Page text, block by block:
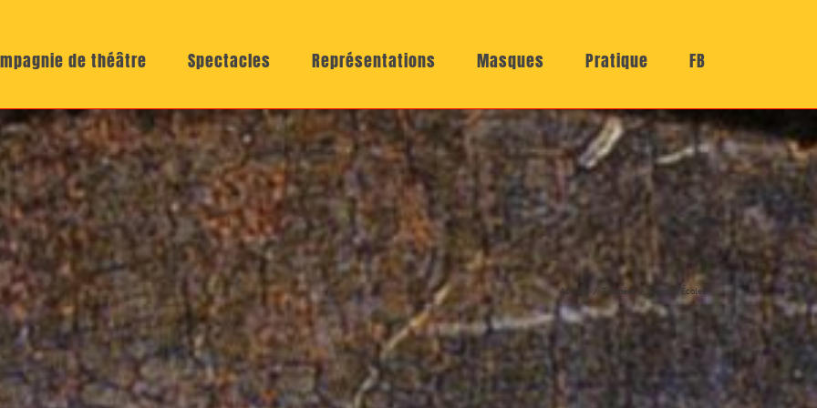
de théâtre Spectacles Représentations Masques Pratique FB
Accueil Tournées Grandes Écoles